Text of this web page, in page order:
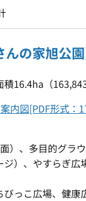
の家旭公園
16.4ha（
内図[PDF形式：
）、多目的グラ
）、やすらぎ広
っこ広場、健康